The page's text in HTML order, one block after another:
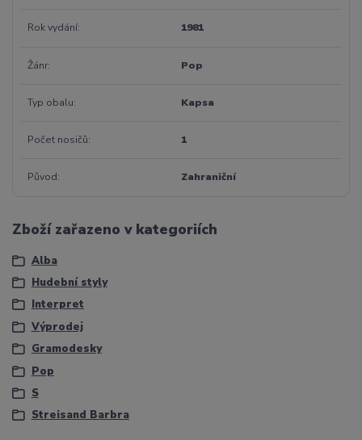
Rok vydání 1981
Žánr Pop
Typ obalu Kapsa
Počet nosičů 1
Původ Zahraniční
Zboží zařazeno v kategoriích
Alba
Hudební styly
Interpret
Výprodej
Gramodesky
Pop
S
Streisand Barbra